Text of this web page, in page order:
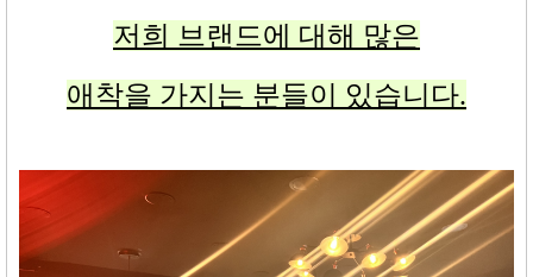
저희 브랜드에 대해 많은
애착을 가지는 분들이 있습니다.